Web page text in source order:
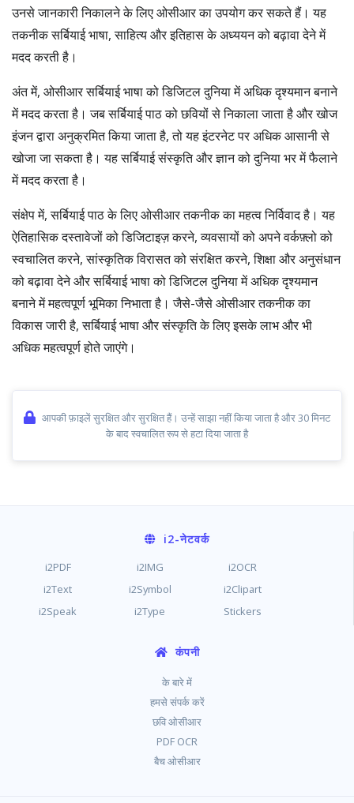
उनसे जानकारी निकालने के लिए ओसीआर का उपयोग कर सकते हैं। यह
तकनीक सर्बियाई भाषा, साहित्य और इतिहास के अध्ययन को बढ़ावा देने में
मदद करती है।
अंत में, ओसीआर सर्बियाई भाषा को डिजिटल दुनिया में अधिक दृश्यमान बनाने
में मदद करता है। जब सर्बियाई पाठ को छवियों से निकाला जाता है और खोज
इंजन द्वारा अनुक्रमित किया जाता है, तो यह इंटरनेट पर अधिक आसानी से
खोजा जा सकता है। यह सर्बियाई संस्कृति और ज्ञान को दुनिया भर में फैलाने
में मदद करता है।
संक्षेप में, सर्बियाई पाठ के लिए ओसीआर तकनीक का महत्व निर्विवाद है। यह
ऐतिहासिक दस्तावेजों को डिजिटाइज़ करने, व्यवसायों को अपने वर्कफ़्लो को
स्वचालित करने, सांस्कृतिक विरासत को संरक्षित करने, शिक्षा और अनुसंधान
को बढ़ावा देने और सर्बियाई भाषा को डिजिटल दुनिया में अधिक दृश्यमान
बनाने में महत्वपूर्ण भूमिका निभाता है। जैसे-जैसे ओसीआर तकनीक का
विकास जारी है, सर्बियाई भाषा और संस्कृति के लिए इसके लाभ और भी
अधिक महत्वपूर्ण होते जाएंगे।
आपकी फ़ाइलें सुरक्षित और सुरक्षित हैं। उन्हें साझा नहीं किया जाता है और 30 मिनट
के बाद स्वचालित रूप से हटा दिया जाता है
i2-नेटवर्क
i2PDF i2IMG
i2OCR
i2Text
i2Symbol
i2Clipart
i2Speak
i2Type Stickers
कंपनी
के बारे में
हमसे संपर्क करें
छवि ओसीआर
PDF OCR
बैच ओसीआर